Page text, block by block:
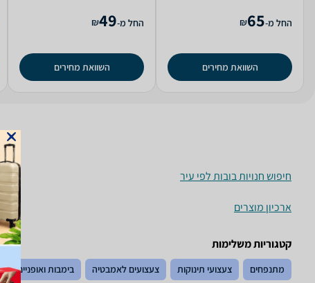
החל מ-65
₪
השוואת מחירים
החל מ-49
₪
השוואת מחירים
חיפוש חנויות בובות לפי עיר
ארכיון מוצרים
קטגוריות משלימות
מתנפחים צעצועי תינוקות צעצועים לאמבטיה בימבות ואופניים